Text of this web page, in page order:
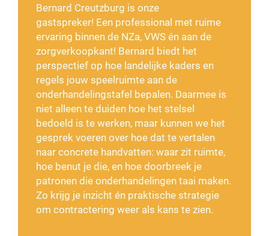
Bernard Creutzburg is onze
gastspreker! Een professional met ruime
ervaring binnen de NZa, VWS én aan de
zorgverkoopkant! Bernard biedt het
perspectief op hoe landelijke kaders en
regels jouw speelruimte aan de
onderhandelingstafel bepalen. Daarmee is
niet alleen te duiden hoe het stelsel
bedoeld is te werken, maar kunnen we het
gesprek voeren over hoe dat te vertalen
naarconcrete handvatten: waar zit ruimte,
hoe benut je die, en hoe doorbreek je
patronen die onderhandelingen taai maken.
Zo krijg je inzicht én praktische strategie
om contractering weer als kans te zien.